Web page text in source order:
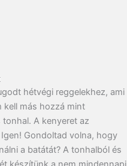
hétvégi reggelekhez, ami
kell más hozzá mint
A kenyeret az
Gondoltad volna, hogy
a batátát? A tonhalból és